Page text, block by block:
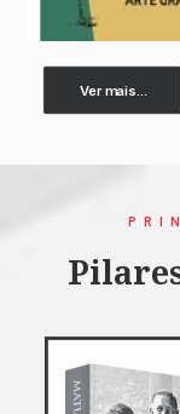
Ver mais...